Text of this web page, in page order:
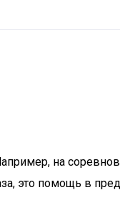
на
это помощь в